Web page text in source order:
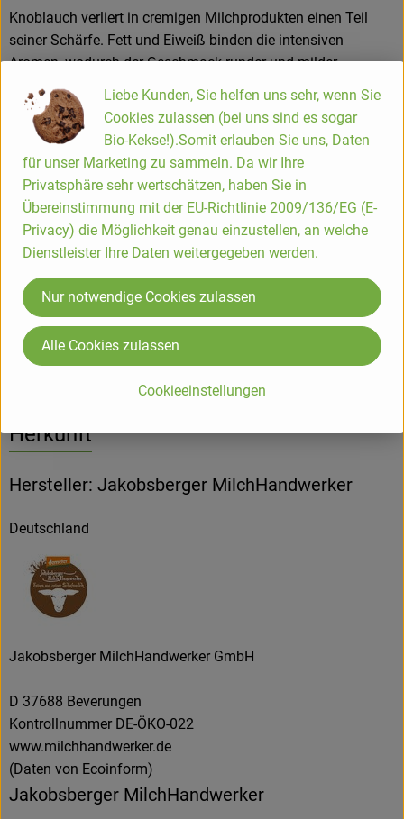
Knoblauch verliert in cremigen Milchprodukten einen Teil
seiner Schärfe. Fett und Eiweiß binden die intensiven
Aromen, wodurch der Geschmack runder und milder
wahrgenommen wird als bei rohem Knoblauch.
Produktinformationen
Zutaten
Nährwert-Info
Produktdatenblatt
Herkunft
Hersteller: Jakobsberger MilchHandwerker
Deutschland
Jakobsberger MilchHandwerker GmbH
D 37688 Beverungen
Kontrollnummer DE-ÖKO-022
www.milchhandwerker.de
(Daten von Ecoinform)
Jakobsberger MilchHandwerker
Liebe Kunden, Sie helfen uns sehr, wenn Sie
Cookies zulassen (bei uns sind es sogar
Bio-Kekse!).Somit erlauben Sie uns, Daten
für unser Marketing zu sammeln. Da wir Ihre
Privatsphäre sehr wertschätzen, haben Sie in
Übereinstimmung mit der EU-Richtlinie 2009/136/EG (E-
Privacy) die Möglichkeit genau einzustellen, an welche
Dienstleister Ihre Daten weitergegeben werden.
Cookieeinstellungen
Nur notwendige Cookies zulassen
Alle Cookies zulassen